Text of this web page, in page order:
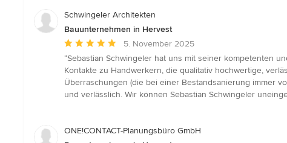
Schwingeler Architekten
Bauunternehmen in Hervest
Durchschnittliche
Bewertung:
5
von
5
5. November 2025
“Sebastian Schwingeler hat uns mit seiner kompetenten
Kontakte zu Handwerkern, die qualitativ hochwertige,
Überraschungen (die bei einer Bestandsanierung immer
und verlässlich. Wir können Sebastian Schwingeler
ONE!CONTACT-Planungsbüro GmbH